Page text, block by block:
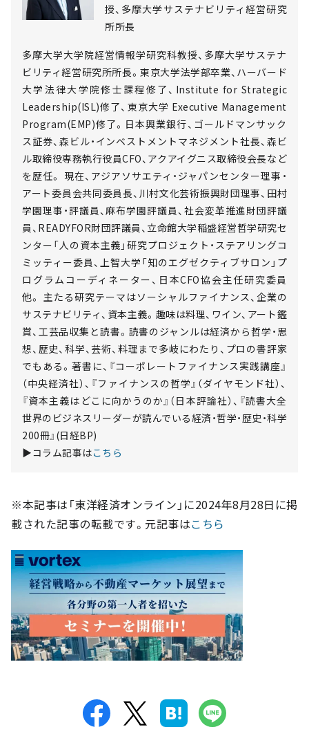
授、多摩大学サステナビリティ経営研究
所所長
多摩大学大学院経営情報学研究科教授、多摩大学サステナ
ビリティ経営研究所所長。東京大学法学部卒業、ハーバード
大学法律大学院修士課程修了、Institute for Strategic
Leadership(ISL)修了、東京大学 Executive Management
Program(EMP)修了。日本興業銀行、ゴールドマンサック
ス証券、森ビル・インベストメントマネジメント社長、森ビ
ル取締役専務執行役員CFO、アクアイグニス取締役会長など
を歴任。 現在、アジアソサエティ・ジャパンセンター理事・
アート委員会共同委員長、川村文化芸術振興財団理事、田村
学園理事・評議員、麻布学園評議員、社会変革推進財団評議
員、READYFOR財団評議員、立命館大学稲盛経営哲学研究セ
ンター「人の資本主義」研究プロジェクト・ステアリングコ
ミッティー委員、上智大学「知のエグゼクティブサロン」プ
ログラムコーディネーター、日本CFO協会主任研究委員
他。 主たる研究テーマはソーシャルファイナンス、企業の
サステナビリティ、資本主義。趣味は料理、ワイン、アート鑑
賞、工芸品収集と読書。読書のジャンルは経済から哲学・思
想、歴史、科学、芸術、料理まで多岐にわたり、プロの書評家
でもある。著書に、『コーポレートファイナンス実践講座』
（中央経済社）、『ファイナンスの哲学』（ダイヤモンド社）、
『資本主義はどこに向かうのか』（日本評論社）、『読書大全
世界のビジネスリーダーが読んでいる経済・哲学・歴史・科学
200冊』(日経BP)
▶コラム記事はこちら
※本記事は「東洋経済オンライン」に2024年8月28日に掲
載された記事の転載です。元記事はこちら